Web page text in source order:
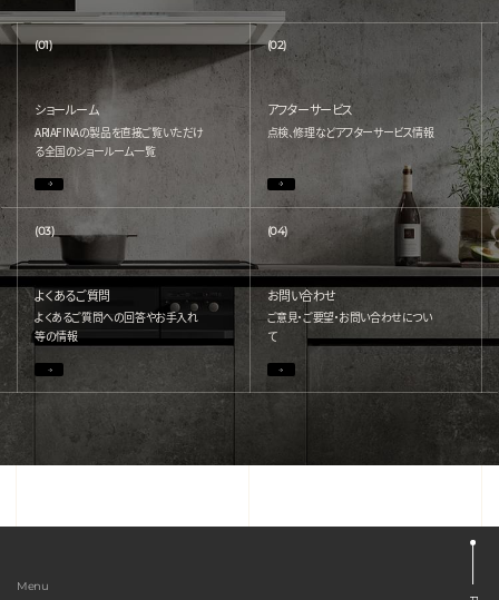
(01)
ショールーム
ARIAFINAの製品を直接ご覧いただけ
る全国のショールーム一覧
(02)
アフターサービス
点検、修理などアフターサービス情報
(03)
よくあるご質問
よくあるご質問への回答やお手入れ
等の情報
(04)
お問い合わせ
ご意見・ご要望・お問い合わせについ
て
Menu